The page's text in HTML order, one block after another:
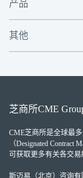
产品
其他
芝商所CME
CME芝商所是全球最
（Designated Contract
可获取更多有关各交易
斯迈易（北京）咨询有